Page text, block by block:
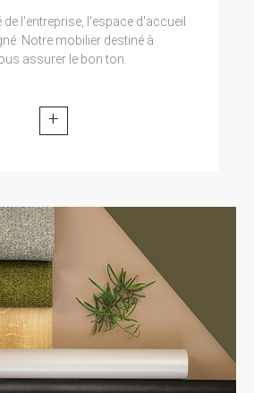
de l'entreprise, l'espace d'accueil
Notre mobilier destiné à
assurer le bon ton.
+